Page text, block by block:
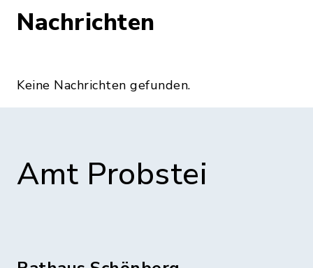
Nachrichten
Keine Nachrichten gefunden.
Amt Probstei